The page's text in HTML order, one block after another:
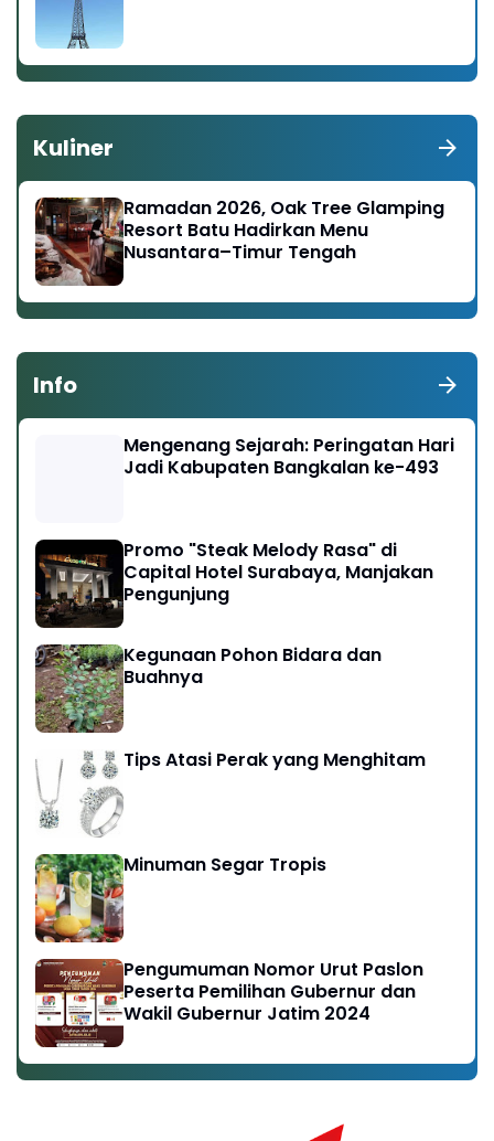
Kuliner
Ramadan 2026, Oak Tree Glamping
Resort Batu Hadirkan Menu
Nusantara–Timur Tengah
Info
Mengenang Sejarah: Peringatan Hari
Jadi Kabupaten Bangkalan ke-493
Promo "Steak Melody Rasa" di
Capital Hotel Surabaya, Manjakan
Pengunjung
Kegunaan Pohon Bidara dan
Buahnya
Tips Atasi Perak yang Menghitam
Minuman Segar Tropis
Pengumuman Nomor Urut Paslon
Peserta Pemilihan Gubernur dan
Wakil Gubernur Jatim 2024